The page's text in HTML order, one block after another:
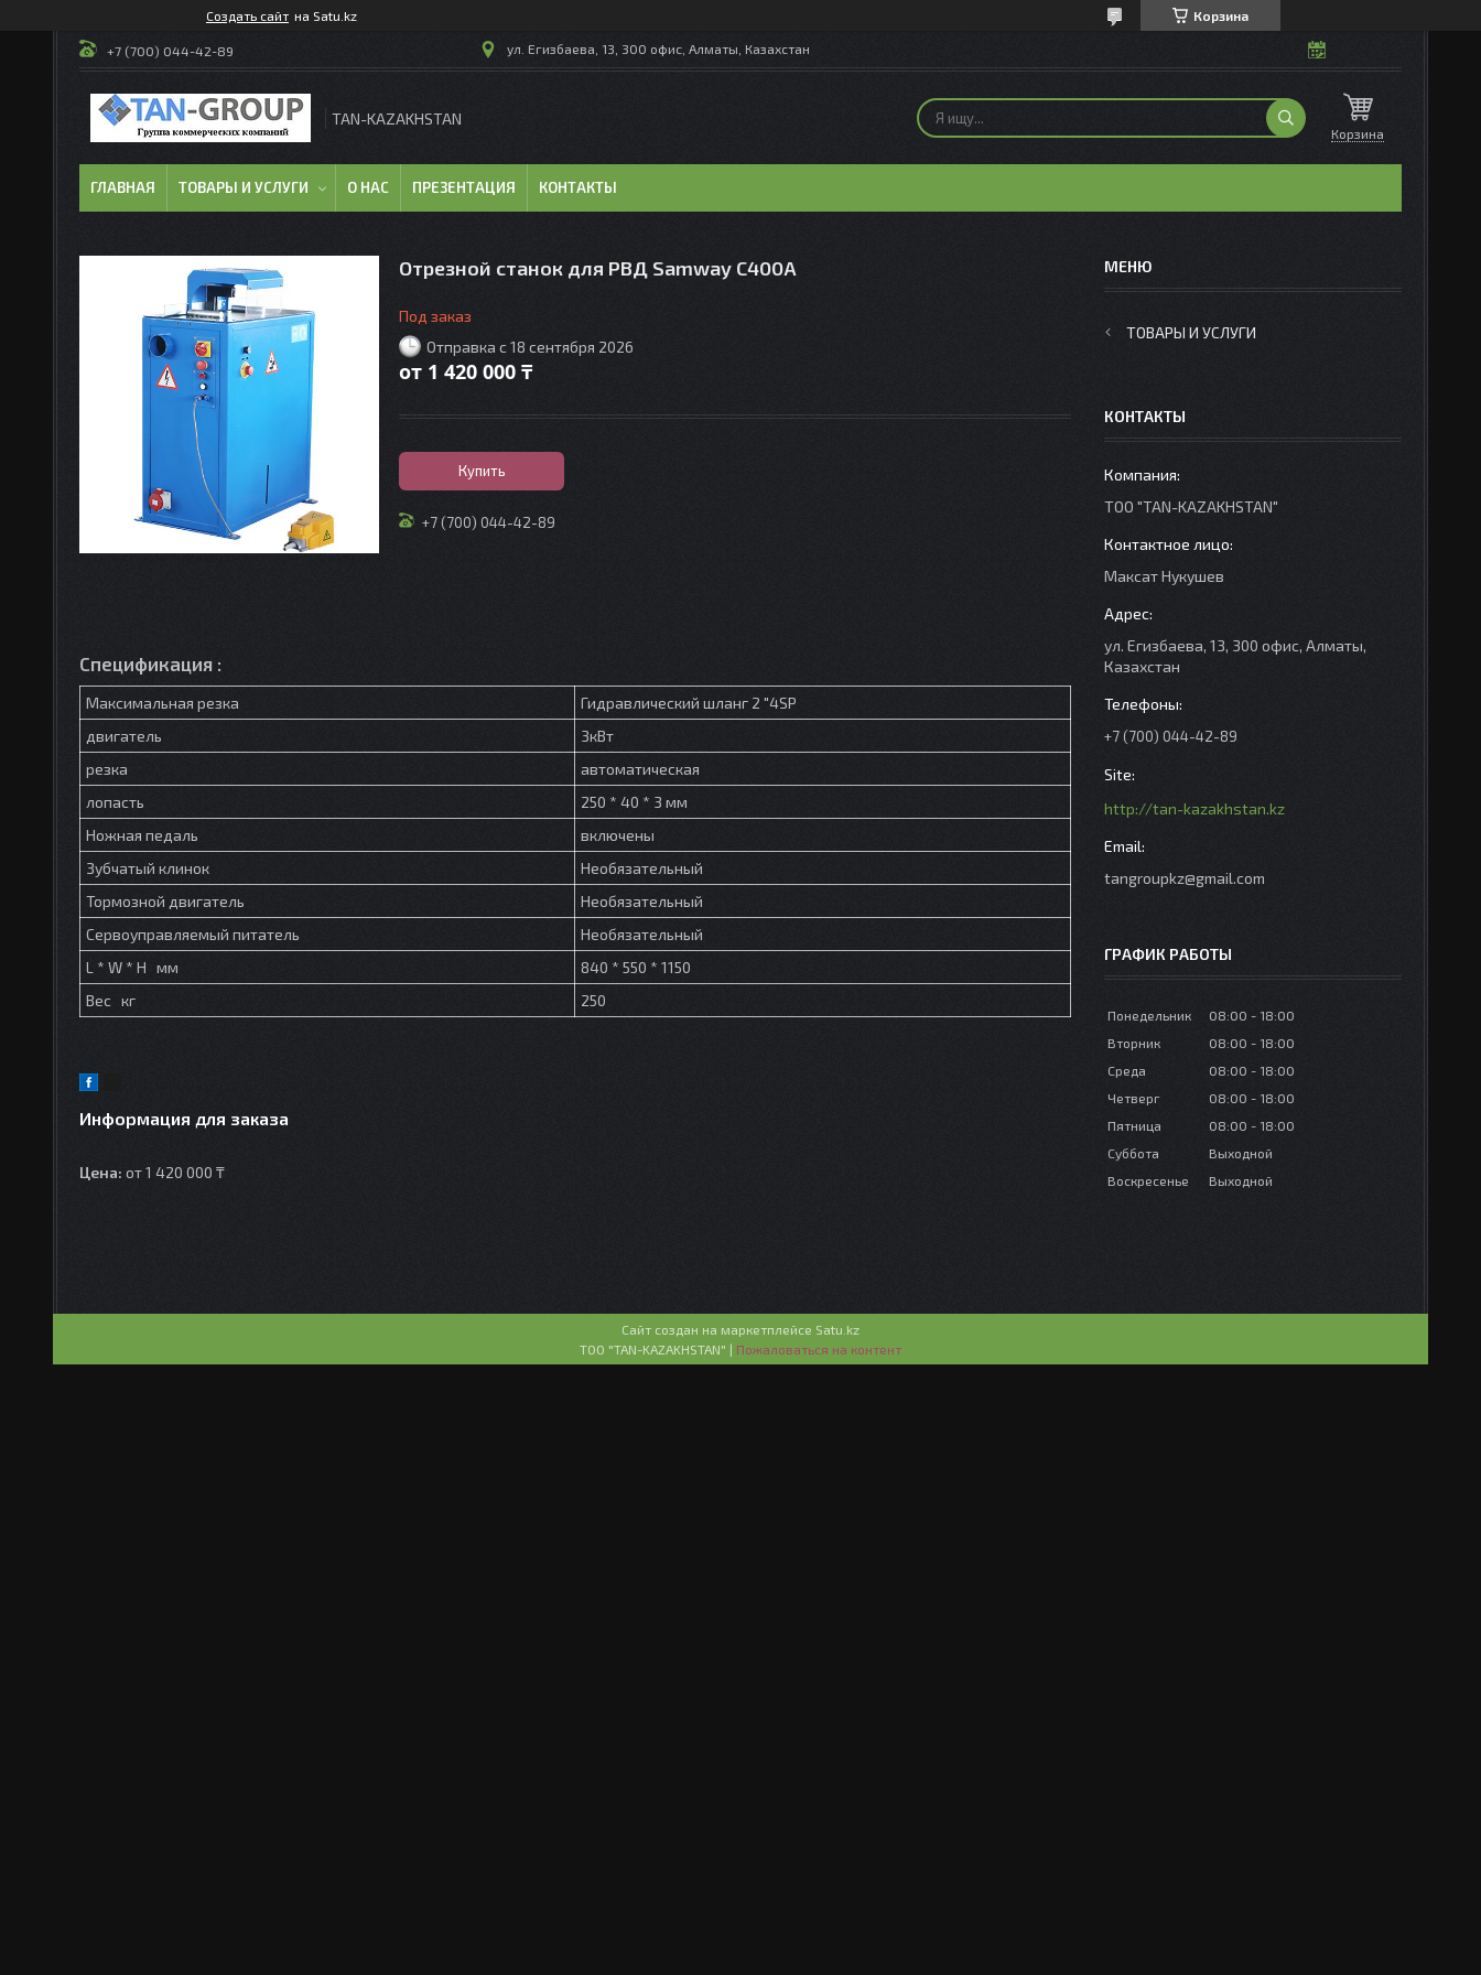
Создать сайт на Satu.kz Корзина
+7 (700) 044-42-89 ул. Егизбаева, 13, 300 офис, Алматы, Казахстан
TAN-KAZAKHSTAN
Корзина
ГЛАВНАЯ ТОВАРЫ И УСЛУГИ О НАС ПРЕЗЕНТАЦИЯ КОНТАКТЫ
Отрезной станок для РВД Samway C400А
Под заказ
Отправка с 18 сентября 2026
от 1 420 000 ₸
Купить
+7 (700) 044-42-89
Спецификация :
Максимальная резка
Гидравлический шланг 2 "4SP
двигатель
3кВт
резка
автоматическая
лопасть
250 * 40 * 3 мм
Ножная педаль
включены
Зубчатый клинок
Необязательный
Тормозной двигатель
Необязательный
Сервоуправляемый питатель
Необязательный
L * W * H мм
840 * 550 * 1150
Вес кг
250
Информация для заказа
Цена: от 1 420 000 ₸
ТОВАРЫ И УСЛУГИ
КОНТАКТЫ
ТОО "TAN-KAZAKHSTAN"
Максат Нукушев
ул. Егизбаева, 13, 300 офис, Алматы,
Казахстан
+7 (700) 044-42-89
http://tan-kazakhstan.kz
tangroupkz@gmail.com
ГРАФИК РАБОТЫ
Понедельник 08:00
18:00
Вторник
08:00
18:00
Среда
08:00
18:00
Четверг
08:00
18:00
Пятница
08:00
18:00
Суббота
Выходной
Воскресенье
Выходной
Сайт создан на маркетплейсе Satu.kz
ТОО "TAN-KAZAKHSTAN" | Пожаловаться на контент